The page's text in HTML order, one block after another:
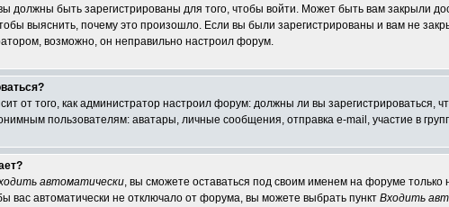
должны быть зарегистрированы для того, чтобы войти. Может быть вам закрыли
выяснить, почему это произошло. Если вы были зарегистрированы и вам не
возможно, он неправильно настроил форум.
от того, как администратор настроил форум: должны ли вы
пользователям: аватары, личные сообщения, отправка e-mail, участие в
автоматически, вы сможете оставаться под своим именем на форуме только
вас автоматически не отключало от форума, вы можете выбрать пункт Входить